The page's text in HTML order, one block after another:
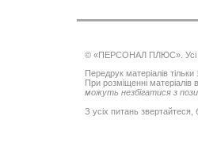
© «ПЕРСОНАЛ ПЛЮС». Усі
Передрук матеріалів тільки
При розміщенні матеріалів
можуть незбігатися з
З усіх питань звертайтеся,